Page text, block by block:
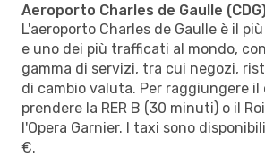
Aeroporto Charles de Gaulle
L'aeroporto Charles de Gaulle è il
e uno dei più trafficati al mondo,
gamma di servizi, tra cui negozi,
di cambio valuta. Per raggiungere
prendere la RER B (30 minuti) o il
l'Opera Garnier. I taxi sono
€.